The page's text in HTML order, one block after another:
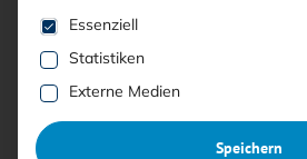
Mit <kes>+ lesen
Es folgt eine Liste der
Essenziell
Statistiken
Externe Medien
Speichern